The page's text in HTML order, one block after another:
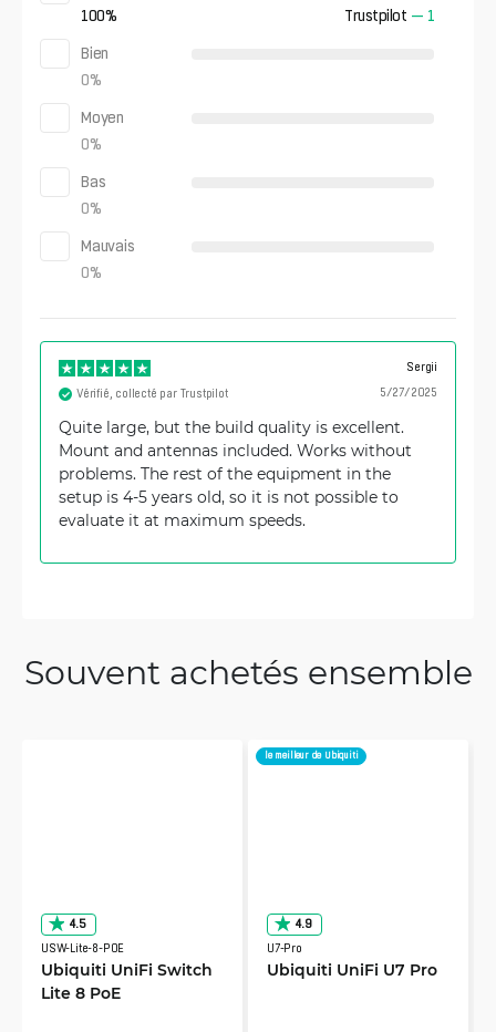
100% Trustpilot — 1
Bien
0%
Moyen
0%
Bas
0%
Mauvais
0%
Sergii
5/27/2025
Vérifié, collecté par Trustpilot
Quite large, but the build quality is excellent.
Mount and antennas included. Works without
problems. The rest of the equipment in the
setup is 4-5 years old, so it is not possible to
evaluate it at maximum speeds.
Souvent achetés ensemble
4.5
USW-Lite-8-POE
Ubiquiti UniFi Switch
Lite 8 PoE
le meilleur de Ubiquiti
4.9
U7-Pro
Ubiquiti UniFi U7 Pro